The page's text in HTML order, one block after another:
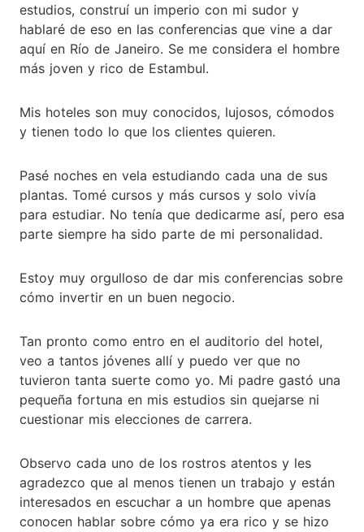
estudios, construí un imperio con mi sudor y
hablaré de eso en las conferencias que vine a dar
aquí en Río de Janeiro. Se me considera el hombre
más joven y rico de Estambul.
Mis hoteles son muy conocidos, lujosos, cómodos
y tienen todo lo que los clientes quieren.
Pasé noches en vela estudiando cada una de sus
plantas. Tomé cursos y más cursos y solo vivía
para estudiar. No tenía que dedicarme así, pero esa
parte siempre ha sido parte de mi personalidad.
Estoy muy orgulloso de dar mis conferencias sobre
cómo invertir en un buen negocio.
Tan pronto como entro en el auditorio del hotel,
veo a tantos jóvenes allí y puedo ver que no
tuvieron tanta suerte como yo. Mi padre gastó una
pequeña fortuna en mis estudios sin quejarse ni
cuestionar mis elecciones de carrera.
Observo cada uno de los rostros atentos y les
agradezco que al menos tienen un trabajo y están
interesados en escuchar a un hombre que apenas
conocen hablar sobre cómo ya era rico y se hizo